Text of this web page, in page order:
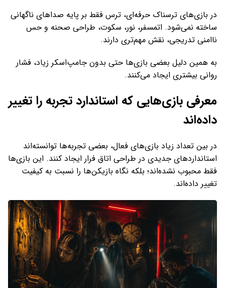
در بازی‌های ترسناک حرفه‌ای، ترس فقط بر پایه صداهای ناگهانی
ساخته نمی‌شود. اتمسفر، نور، سکوت، طراحی صحنه و حس
ناامنی تدریجی، نقش مهم‌تری دارند.
به همین دلیل بعضی بازی‌ها حتی بدون جامپ‌اسکر زیاد، فشار
روانی بیشتری ایجاد می‌کنند.
معرفی بازی‌هایی که استاندارد تجربه را تغییر
داده‌اند
در بین تعداد زیاد بازی‌های فعال، بعضی تجربه‌ها توانسته‌اند
استانداردهای جدیدی در طراحی اتاق فرار ایجاد کنند. این بازی‌ها
فقط محبوب نشده‌اند؛ بلکه نگاه بازیکن‌ها را نسبت به کیفیت
تغییر داده‌اند.